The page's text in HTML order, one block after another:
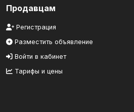
Продавцам
Регистрация
Разместить объявление
Войти в кабинет
Тарифы и цены